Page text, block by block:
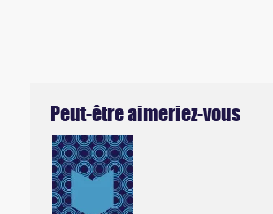
Peut-être aimeriez-vous